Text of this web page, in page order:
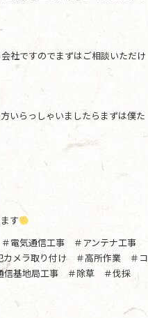
社ですのでまずはご相談いただけ
いらっしゃいましたらまずは僕た
す
気通信工事 ＃アンテナ工事
メラ取り付け ＃高所作業 ＃コ
信基地局工事 ＃除草 ＃伐採